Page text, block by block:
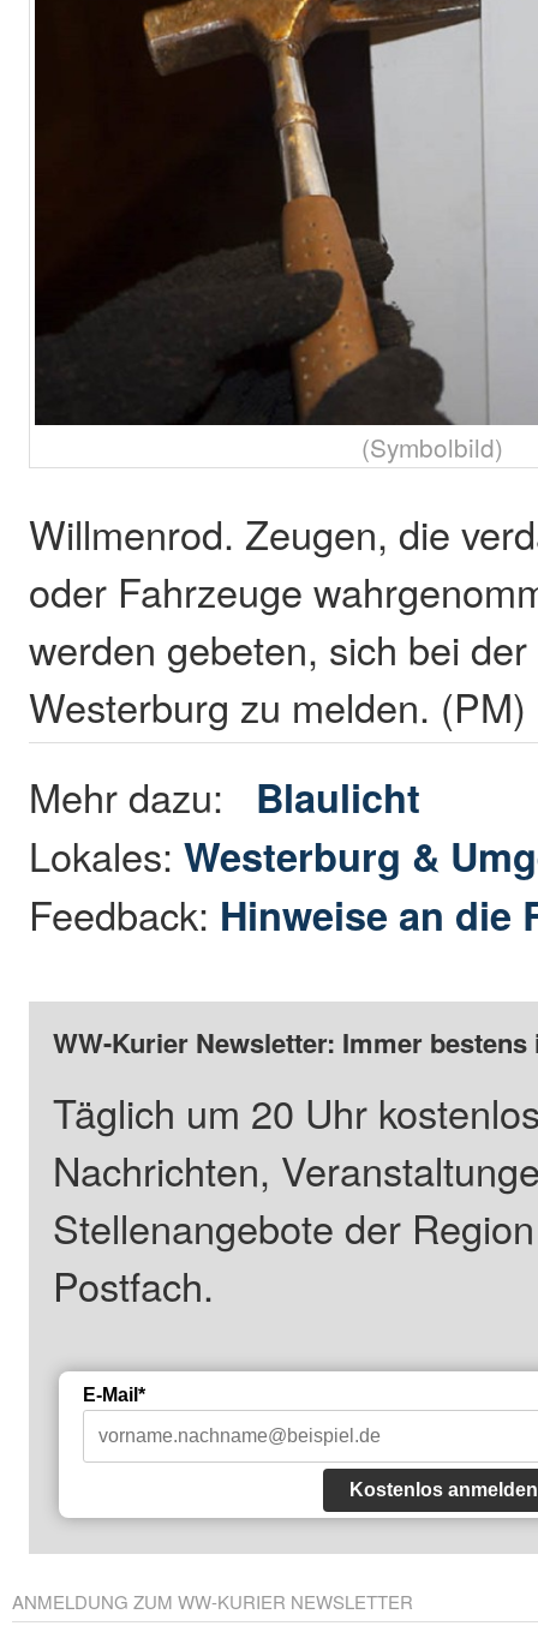
(Symbolbild)
Willmenrod. Zeugen, die
oder Fahrzeuge
werden gebeten, sich bei
Westerburg zu melden. (PM)
Mehr dazu: Blaulicht
Lokales:Westerburg &
Feedback: Hinweise an die
WW-Kurier Newsletter: Immer
Täglich um 20 Uhr
Nachrichten,
Stellenangebote der
Postfach.
E-Mail*
Kostenlos anmelden
ANMELDUNG ZUM WW-KURIER NEWSLETTER